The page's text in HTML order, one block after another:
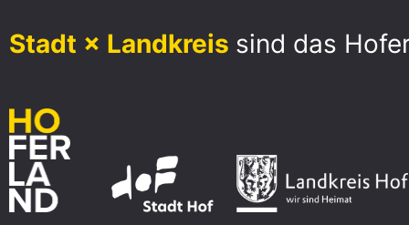
Stadt × Landkreis sind das